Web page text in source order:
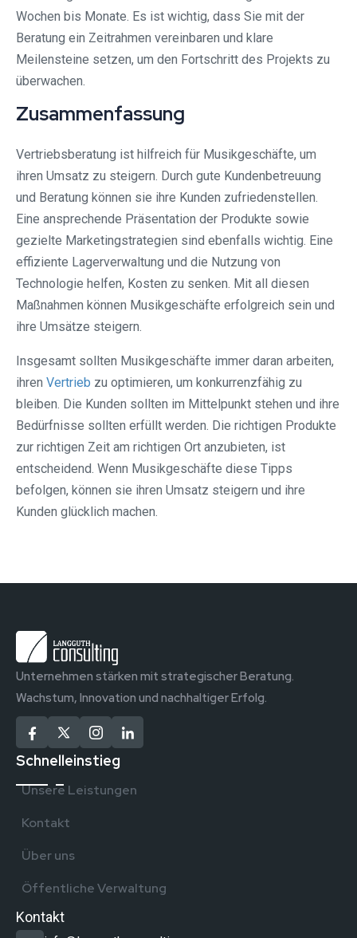
Wochen bis Monate. Es ist wichtig, dass Sie mit der
Beratung ein Zeitrahmen vereinbaren und klare
Meilensteine setzen, um den Fortschritt des Projekts zu
überwachen.
Zusammenfassung
Vertriebsberatung ist hilfreich für Musikgeschäfte, um
ihren Umsatz zu steigern. Durch gute Kundenbetreuung
und Beratung können sie ihre Kunden zufriedenstellen.
Eine ansprechende Präsentation der Produkte sowie
gezielte Marketingstrategien sind ebenfalls wichtig. Eine
effiziente Lagerverwaltung und die Nutzung von
Technologie helfen, Kosten zu senken. Mit all diesen
Maßnahmen können Musikgeschäfte erfolgreich sein und
ihre Umsätze steigern.
Insgesamt sollten Musikgeschäfte immer daran arbeiten,
ihren Vertrieb zu optimieren, um konkurrenzfähig zu
bleiben. Die Kunden sollten im Mittelpunkt stehen und ihre
Bedürfnisse sollten erfüllt werden. Die richtigen Produkte
zur richtigen Zeit am richtigen Ort anzubieten, ist
entscheidend. Wenn Musikgeschäfte diese Tipps
befolgen, können sie ihren Umsatz steigern und ihre
Kunden glücklich machen.
Unternehmen stärken mit strategischer Beratung.
Wachstum, Innovation und nachhaltiger Erfolg.
Schnelleinstieg
Unsere Leistungen
Kontakt
Über uns
Öffentliche Verwaltung
Kontakt